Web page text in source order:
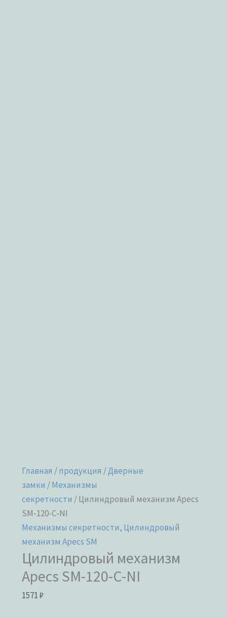
Главная /продукция /Дверные
замки /Механизмы
секретности / Цилиндровый механизм Apecs
SM-120-C-NI
Механизмы секретности, Цилиндровый
механизм Apecs SM
Цилиндровый механизм
Apecs SM-120-C-NI
1571₽